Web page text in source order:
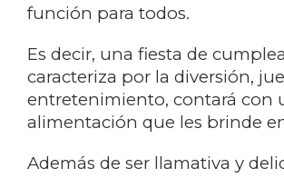
función para todos.
Es decir, una fiesta de
caracteriza por la diversión,
entretenimiento, contará con
alimentación que les brinde
Además de ser llamativa y